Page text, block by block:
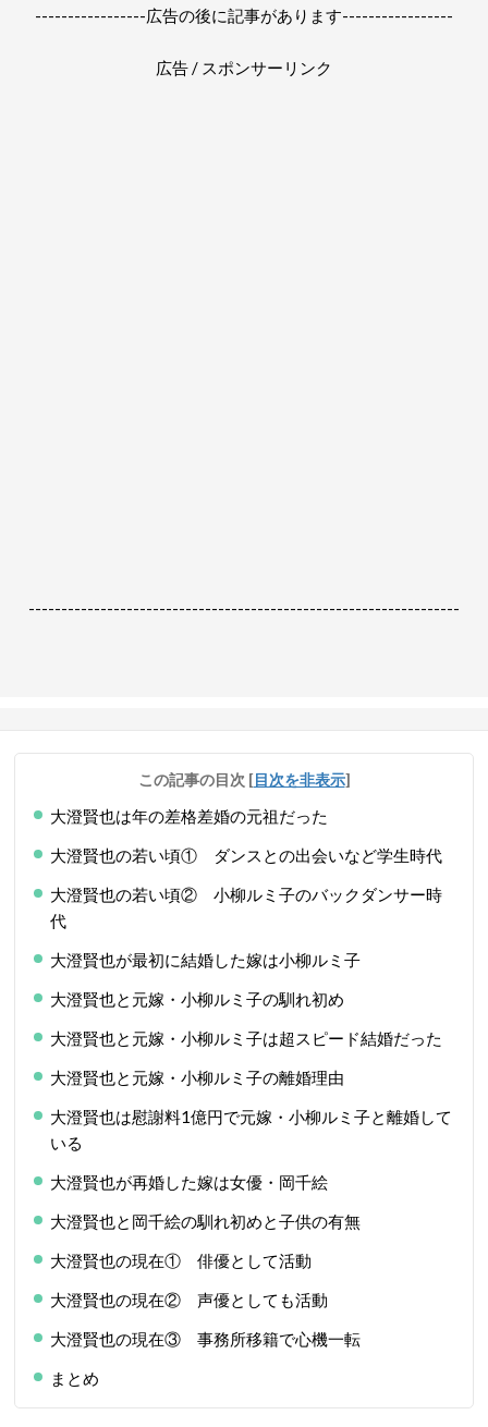
-----------------広告の後に記事があります-----------------
広告 / スポンサーリンク
------------------------------------------------------------------
この記事の目次 [目次を非表示]
大澄賢也は年の差格差婚の元祖だった
大澄賢也の若い頃① ダンスとの出会いなど学生時代
大澄賢也の若い頃② 小柳ルミ子のバックダンサー時
代
大澄賢也が最初に結婚した嫁は小柳ルミ子
大澄賢也と元嫁・小柳ルミ子の馴れ初め
大澄賢也と元嫁・小柳ルミ子は超スピード結婚だった
大澄賢也と元嫁・小柳ルミ子の離婚理由
大澄賢也は慰謝料1億円で元嫁・小柳ルミ子と離婚して
いる
大澄賢也が再婚した嫁は女優・岡千絵
大澄賢也と岡千絵の馴れ初めと子供の有無
大澄賢也の現在① 俳優として活動
大澄賢也の現在② 声優としても活動
大澄賢也の現在③ 事務所移籍で心機一転
まとめ